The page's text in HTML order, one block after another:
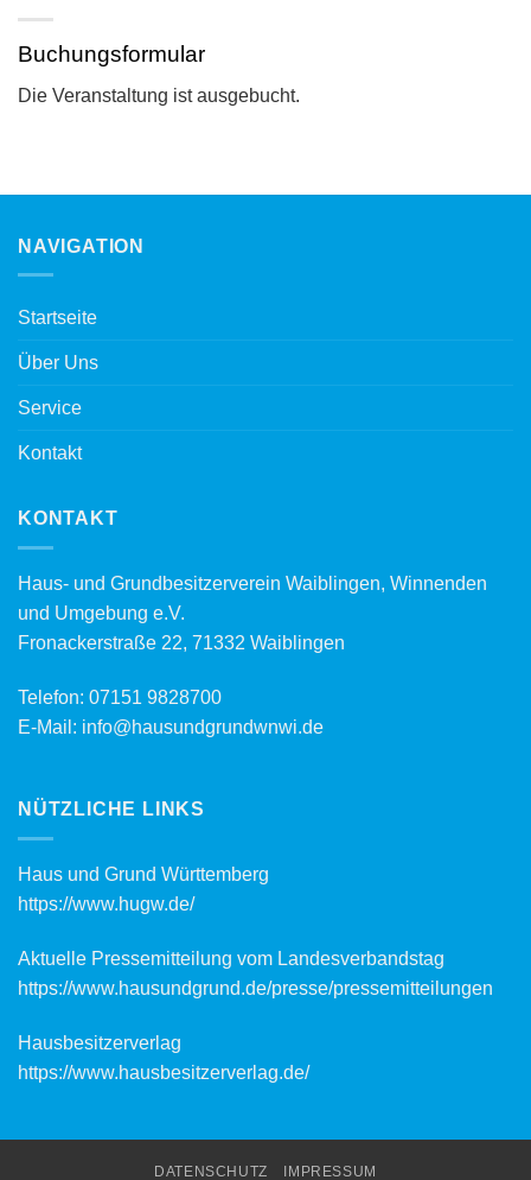
Buchungsformular
Die Veranstaltung ist ausgebucht.
NAVIGATION
Startseite
Über Uns
Service
Kontakt
KONTAKT
Haus- und Grundbesitzerverein Waiblingen, Winnenden
und Umgebung e.V.
Fronackerstraße 22, 71332 Waiblingen
Telefon: 07151 9828700
E-Mail: info@hausundgrundwnwi.de
NÜTZLICHE LINKS
Haus und Grund Württemberg
https://www.hugw.de/
Aktuelle Pressemitteilung vom Landesverbandstag
https://www.hausundgrund.de/presse/pressemitteilungen
Hausbesitzerverlag
https://www.hausbesitzerverlag.de/
DATENSCHUTZ IMPRESSUM